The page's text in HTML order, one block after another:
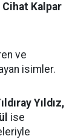
Cihat Kalpar
ve
isimler.
Yıldız,
ise